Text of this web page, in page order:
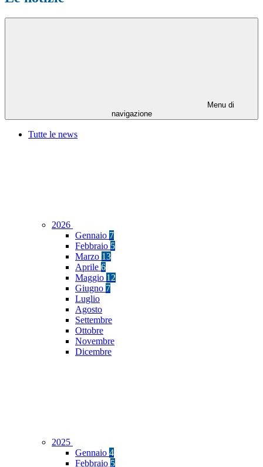
Menu di
navigazione
Tutte le news
2026
Gennaio 7
Febbraio 5
Marzo 13
Aprile 6
Maggio 12
Giugno 7
Luglio
Agosto
Settembre
Ottobre
Novembre
Dicembre
2025
Gennaio 4
Febbraio 5